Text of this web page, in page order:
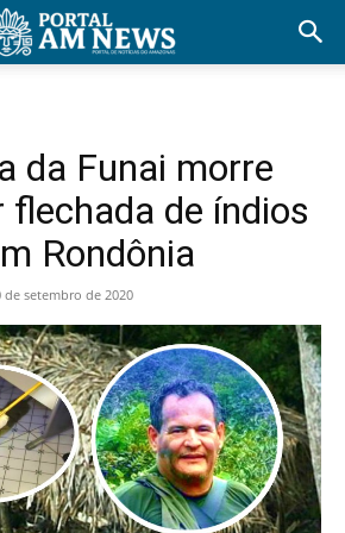
da Funai morre
flechada de índios
Rondônia
de setembro de 2020